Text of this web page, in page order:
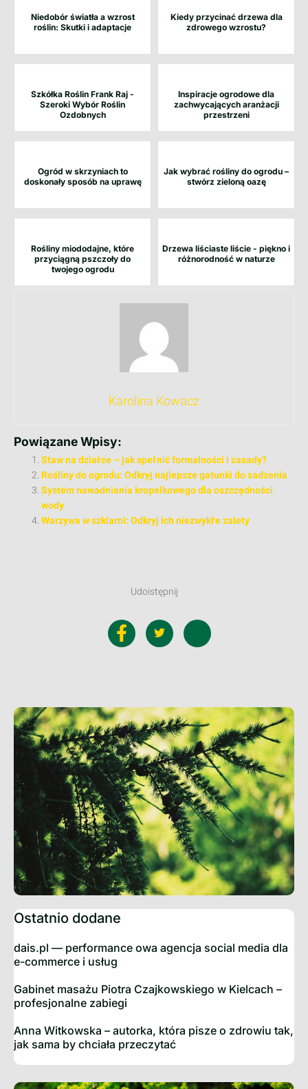
Niedobór światła a wzrost
roślin: Skutki i adaptacje
Kiedy przycinać drzewa dla
zdrowego wzrostu?
Szkółka Roślin Frank Raj -
Szeroki Wybór Roślin
Ozdobnych
Inspiracje ogrodowe dla
zachwycających aranżacji
przestrzeni
Ogród w skrzyniach to
doskonały sposób na uprawę
Jak wybrać rośliny do ogrodu –
stwórz zieloną oazę
Rośliny miododajne, które
przyciągną pszczoły do
twojego ogrodu
Drzewa liściaste liście - piękno i
różnorodność w naturze
Karolina Kowacz
Powiązane Wpisy:
Staw na działce – jak spełnić formalności i zasady?
Rośliny do ogrodu: Odkryj najlepsze gatunki do sadzenia
System nawadniania kropelkowego dla oszczędności
wody
Warzywa w szklarni: Odkryj ich niezwykłe zalety
Udoistępnij
Ostatnio dodane
dais.pl — performance owa agencja social media dla
e-commerce i usług
Gabinet masażu Piotra Czajkowskiego w Kielcach –
profesjonalne zabiegi
Anna Witkowska – autorka, która pisze o zdrowiu tak,
jak sama by chciała przeczytać